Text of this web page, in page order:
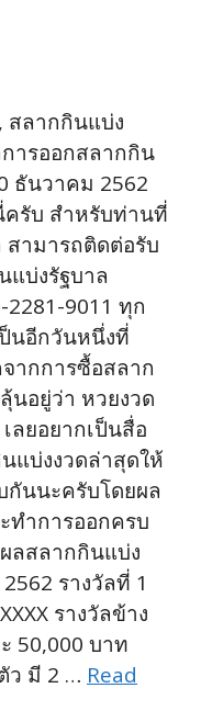
สลากกินแบ่ง
ารออกสลากกิน
ธันวาคม 2562
ครับ สำหรับท่านที่
สามารถติดต่อรับ
แบ่งรัฐบาล
2281-9011 ทุก
นอีกวันหนึ่งที่
ากการซื้อสลาก
นอยู่ว่า หวยงวด
ลยอยากเป็นสื่อ
แบ่งงวดล่าสุดให้
นนะครับโดยผล
ทำการออกครบ
ลสลากกินแบ่ง
รางวัลที่ 1
รางวัลข้าง
50,000 บาท
ตัว มี 2 … Read